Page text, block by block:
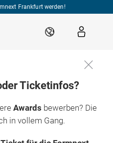
Frankfurt werden!
DE
Ticketinfos?
Awards bewerben? Die
in vollem Gang.